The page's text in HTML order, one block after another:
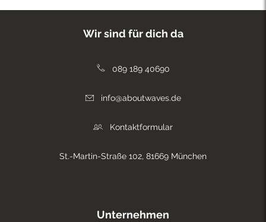
Wir sind für dich da
089 189 40690
info@aboutwaves.de
Kontaktformular
St.-Martin-Straße 102, 81669 München
Unternehmen